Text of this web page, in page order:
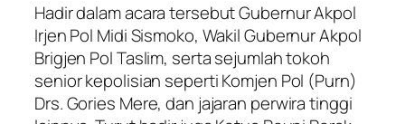
Hadir dalam acara tersebut Gubernur Akpol
Irjen Pol Midi Sismoko, Wakil Gubernur Akpol
Brigjen Pol Taslim, serta sejumlah tokoh
senior kepolisian seperti Komjen Pol (Purn)
Drs. Gories Mere, dan jajaran perwira tinggi